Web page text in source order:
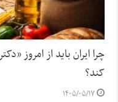
چرا ایران باید از امروز
کند؟
۱۴۰۵/۰۵/۱۷